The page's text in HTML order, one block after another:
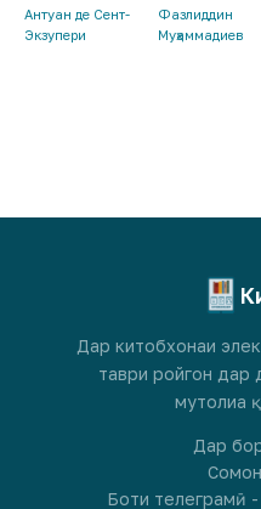
Антуан де Сент-
Экзупери
Фазлиддин
Муҳаммадиев
Дар китобхонаи
таври ройгон дар
мутолиа
Дар
Боти телеграмӣ